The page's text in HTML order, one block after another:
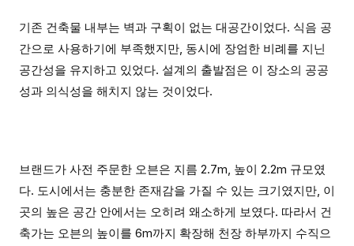
기존 건축물 내부는 벽과 구획이 없는 대공간이었다. 식음 공
간으로 사용하기에 부족했지만, 동시에 장엄한 비례를 지닌
공간성을 유지하고 있었다. 설계의 출발점은 이 장소의 공공
성과 의식성을 해치지 않는 것이었다.
브랜드가 사전 주문한 오븐은 지름 2.7m, 높이 2.2m 규모였
다. 도시에서는 충분한 존재감을 가질 수 있는 크기였지만, 이
곳의 높은 공간 안에서는 오히려 왜소하게 보였다. 따라서 건
축가는 오븐의 높이를 6m까지 확장해 천장 하부까지 수직으